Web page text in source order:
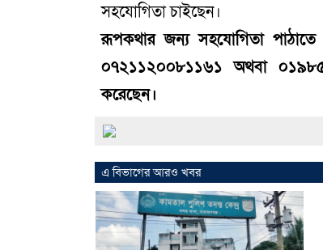
সহযোগিতা চাইছেন।
রূপকথার জন্য সহযোগিতা
০৭২১১২০০৮১১৬১ অথবা
করেছেন।
এ বিভাগের আরও খবর